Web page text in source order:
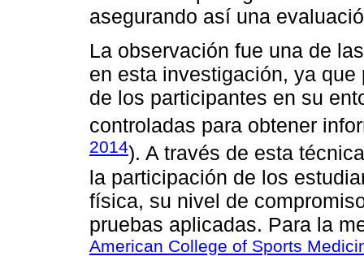
asegurando así una
La observación fue una de
en esta investigación, ya
de los participantes en su
controladas para obtener
2014). A través de esta
la participación de los
física, su nivel de
pruebas aplicadas. Para la
American College of Sports